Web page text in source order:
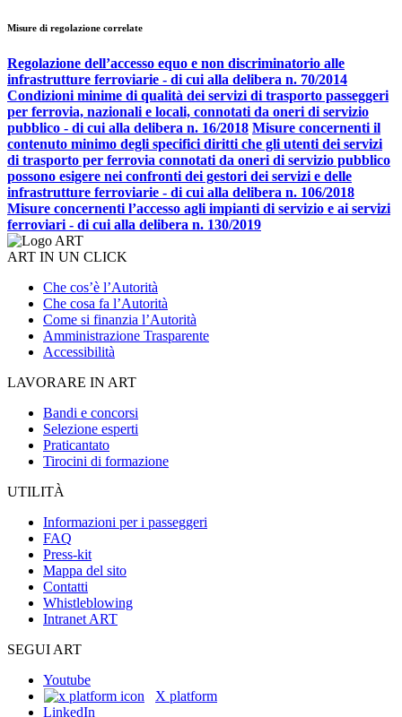
Misure di regolazione correlate
Regolazione dell’accesso equo e non discriminatorio alle
infrastrutture ferroviarie - di cui alla delibera n. 70/2014
Condizioni minime di qualità dei servizi di trasporto passeggeri
per ferrovia, nazionali e locali, connotati da oneri di servizio
pubblico - di cui alla delibera n. 16/2018 Misure concernenti il
contenuto minimo degli specifici diritti che gli utenti dei servizi
di trasporto per ferrovia connotati da oneri di servizio pubblico
possono esigere nei confronti dei gestori dei servizi e delle
infrastrutture ferroviarie - di cui alla delibera n. 106/2018
Misure concernenti l’accesso agli impianti di servizio e ai servizi
ferroviari - di cui alla delibera n. 130/2019
ART IN UN CLICK
Che cos’è l’Autorità
Che cosa fa l’Autorità
Come si finanzia l’Autorità
Amministrazione Trasparente
Accessibilità
LAVORARE IN ART
Bandi e concorsi
Selezione esperti
Praticantato
Tirocini di formazione
UTILITÀ
Informazioni per i passeggeri
FAQ
Press-kit
Mappa del sito
Contatti
Whistleblowing
Intranet ART
SEGUI ART
Youtube
X platform
LinkedIn